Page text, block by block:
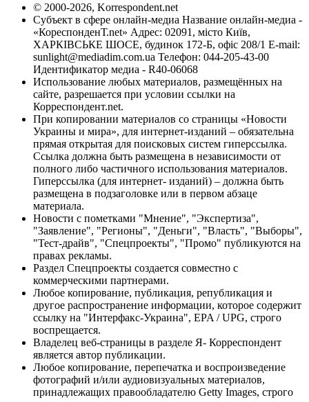
© 2000-2026, Korrespondent.net
Субъект в сфере онлайн-медиа Название онлайн-медиа -
«КореспонденТ.net» Адрес: 02091, місто Київ,
ХАРКІВСЬКЕ ШОСЕ, будинок 172-Б, офіс 208/1 E-mail:
sunlight@mediadim.com.ua Телефон: 044-205-43-00
Идентификатор медиа - R40-06068
Использование любых материалов, размещённых на
сайте, разрешается при условии ссылки на
Корреспондент.net.
При копировании материалов со страницы «Новости
Украины и мира», для интернет-изданий – обязательна
прямая открытая для поисковых систем гиперссылка.
Ссылка должна быть размещена в независимости от
полного либо частичного использования материалов.
Гиперссылка (для интернет- изданий) – должна быть
размещена в подзаголовке или в первом абзаце
материала.
Новости с пометками "Мнение", "Экспертиза",
"Заявление", "Регионы", "Деньги", "Власть", "Выборы",
"Тест-драйв", "Спецпроекты", "Промо" публикуются на
правах рекламы.
Раздел Спецпроекты создается совместно с
коммерческими партнерами.
Любое копирование, публикация, републикация и
другое распространение информации, которое содержит
ссылку на "Интерфакс-Украина", EPA / UPG, строго
воспрещается.
Владелец веб-страницы в разделе Я- Корреспондент
является автор публикации.
Любое копирование, перепечатка и воспроизведение
фотографий и/или аудиовизуальных материалов,
принадлежащих правообладателю Getty Images, строго